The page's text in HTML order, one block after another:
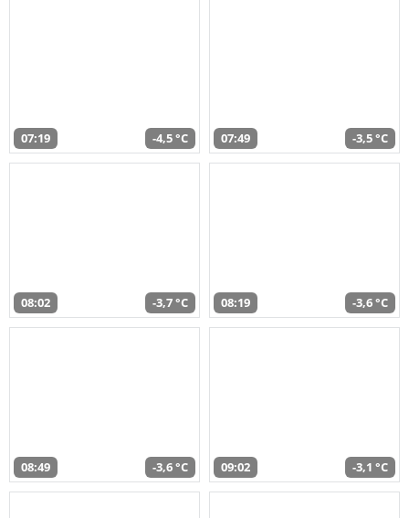
07:19 -4,5 °C 07:49 -3,5 °C
08:02 -3,7 °C 08:19 -3,6 °C
08:49 -3,6 °C 09:02 -3,1 °C